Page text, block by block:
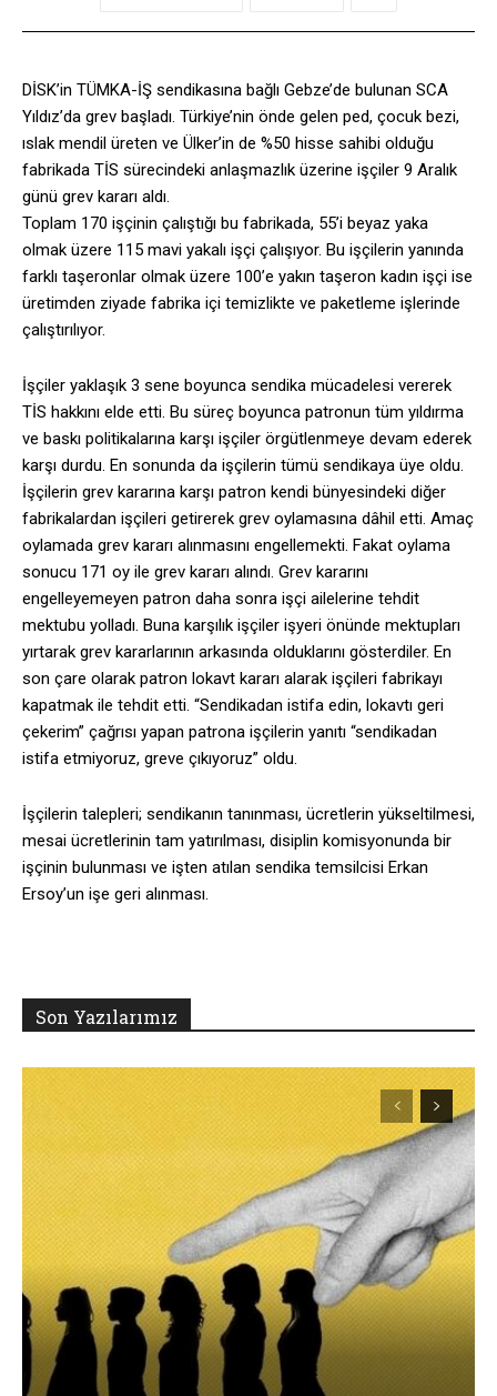
DİSK’in TÜMKA-İŞ sendikasına bağlı Gebze’de bulunan SCA
Yıldız’da grev başladı. Türkiye’nin önde gelen ped, çocuk bezi,
ıslak mendil üreten ve Ülker’in de %50 hisse sahibi olduğu
fabrikada TİS sürecindeki anlaşmazlık üzerine işçiler 9 Aralık
günü grev kararı aldı.
Toplam 170 işçinin çalıştığı bu fabrikada, 55’i beyaz yaka
olmak üzere 115 mavi yakalı işçi çalışıyor. Bu işçilerin yanında
farklı taşeronlar olmak üzere 100’e yakın taşeron kadın işçi ise
üretimden ziyade fabrika içi temizlikte ve paketleme işlerinde
çalıştırılıyor.
İşçiler yaklaşık 3 sene boyunca sendika mücadelesi vererek
TİS hakkını elde etti. Bu süreç boyunca patronun tüm yıldırma
ve baskı politikalarına karşı işçiler örgütlenmeye devam ederek
karşı durdu. En sonunda da işçilerin tümü sendikaya üye oldu.
İşçilerin grev kararına karşı patron kendi bünyesindeki diğer
fabrikalardan işçileri getirerek grev oylamasına dâhil etti. Amaç
oylamada grev kararı alınmasını engellemekti. Fakat oylama
sonucu 171 oy ile grev kararı alındı. Grev kararını
engelleyemeyen patron daha sonra işçi ailelerine tehdit
mektubu yolladı. Buna karşılık işçiler işyeri önünde mektupları
yırtarak grev kararlarının arkasında olduklarını gösterdiler. En
son çare olarak patron lokavt kararı alarak işçileri fabrikayı
kapatmak ile tehdit etti. “Sendikadan istifa edin, lokavtı geri
çekerim” çağrısı yapan patrona işçilerin yanıtı “sendikadan
istifa etmiyoruz, greve çıkıyoruz” oldu.
İşçilerin talepleri; sendikanın tanınması, ücretlerin yükseltilmesi,
mesai ücretlerinin tam yatırılması, disiplin komisyonunda bir
işçinin bulunması ve işten atılan sendika temsilcisi Erkan
Ersoy’un işe geri alınması.
Son Yazılarımız